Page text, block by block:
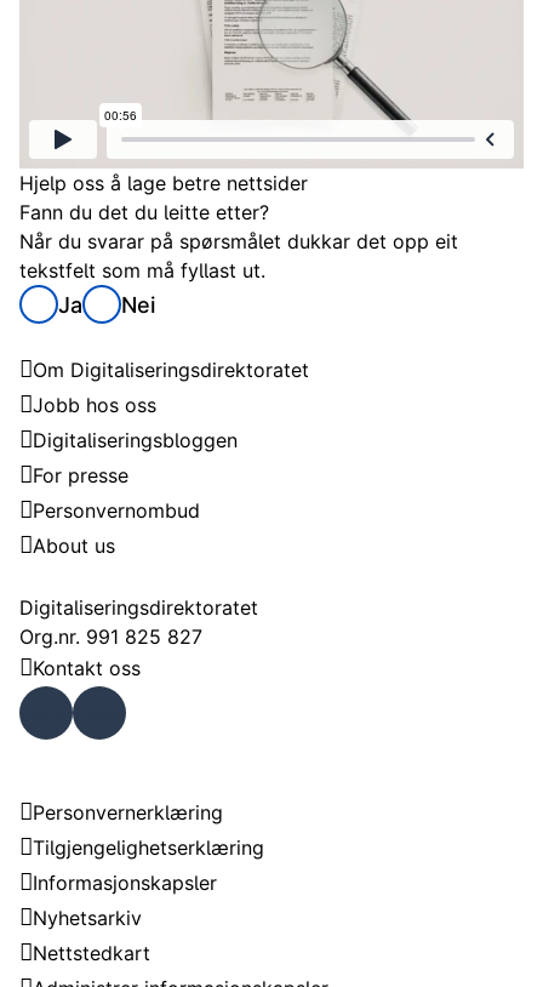
Hjelp oss å lage betre nettsider
Fann du det du leitte etter?
Når du svarar på spørsmålet dukkar det opp eit
tekstfelt som må fyllast ut.
Ja Nei
Om Digitaliseringsdirektoratet
Jobb hos oss
Digitaliseringsbloggen
For presse
Personvernombud
About us
Digitaliseringsdirektoratet
Org.nr. 991 825 827
Kontakt oss
Faceb
Personvernerklæring
Tilgjengelighetserklæring
Informasjonskapsler
Nyhetsarkiv
Nettstedkart